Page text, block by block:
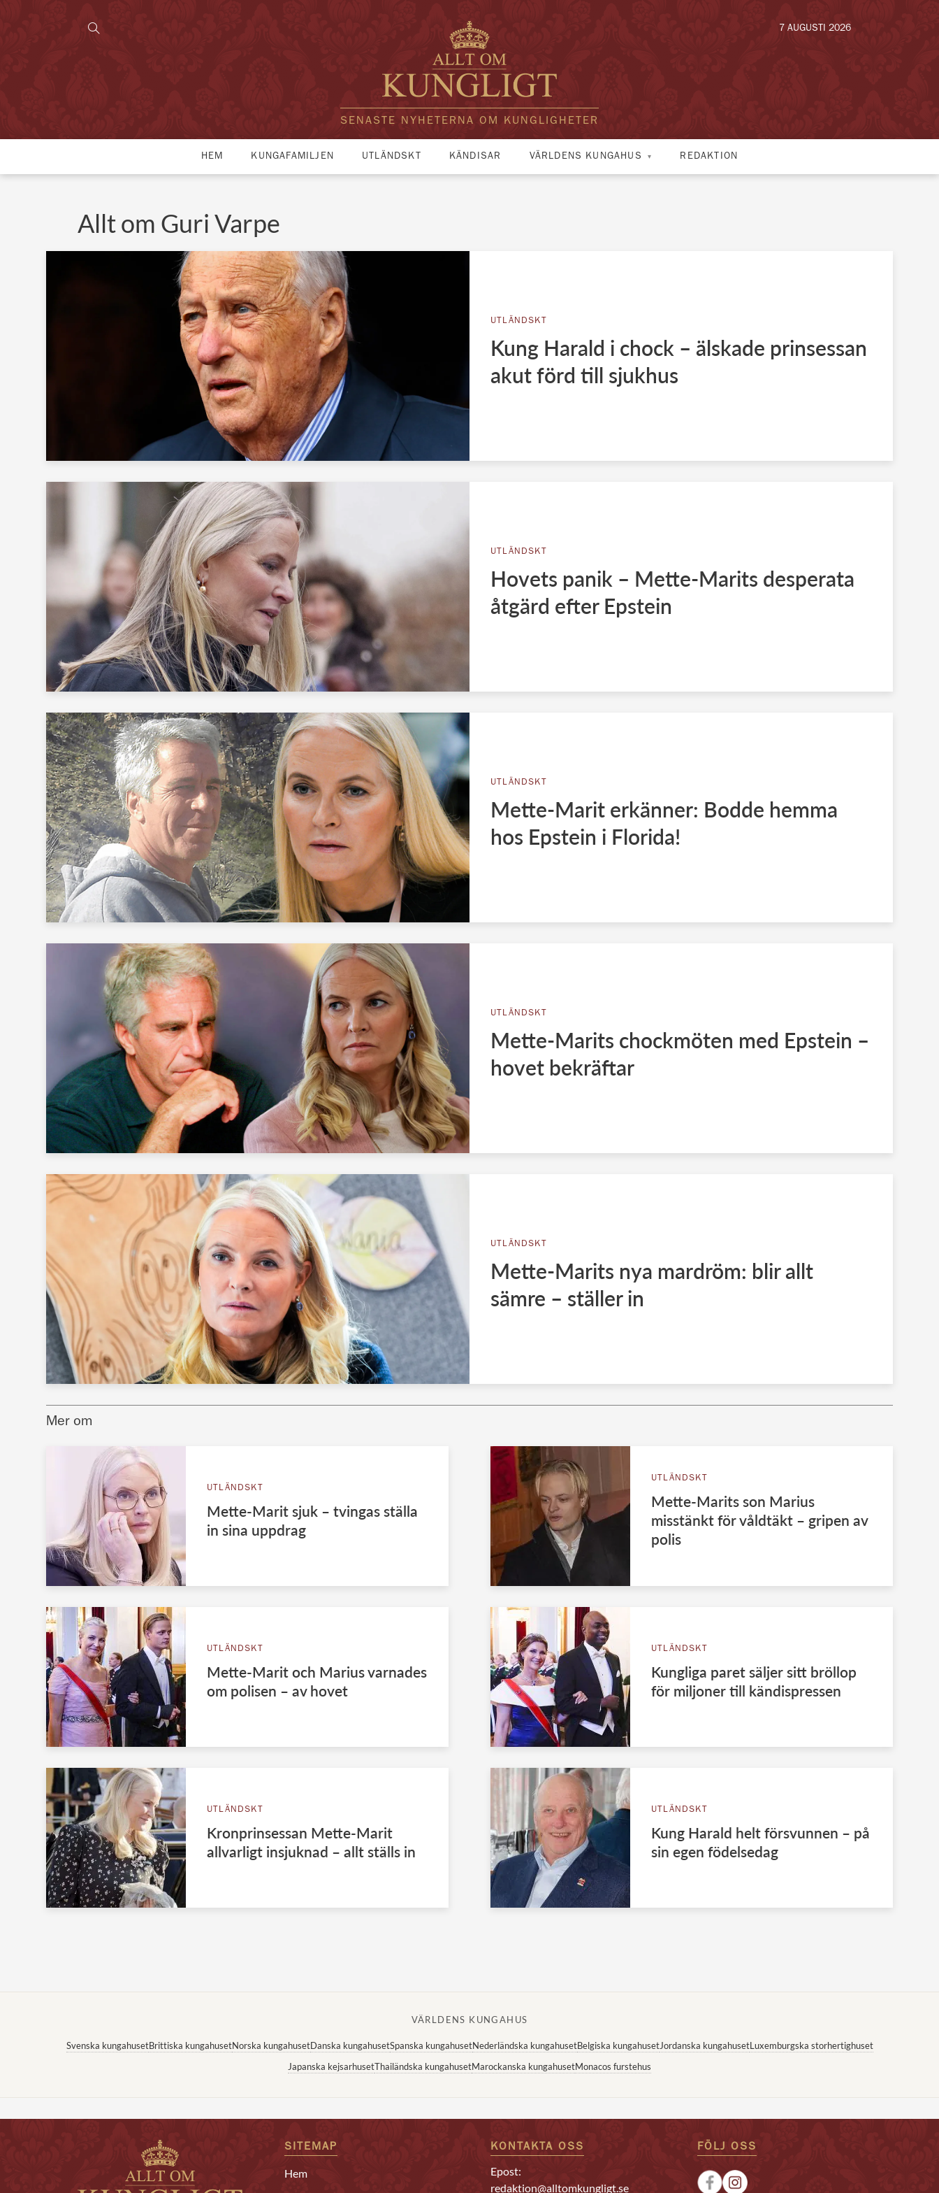
SENASTE NYHETERNA OM KUNGLIGHETER
7 AUGUSTI 2026
HEM KUNGAFAMILJEN UTLÄNDSKT KÄNDISAR VÄRLDENS KUNGAHUS REDAKTION
Allt om Guri Varpe
UTLÄNDSKT
Kung Harald i chock – älskade prinsessan
akut förd till sjukhus
UTLÄNDSKT
Hovets panik – Mette-Marits desperata
åtgärd efter Epstein
UTLÄNDSKT
Mette-Marit erkänner: Bodde hemma
hos Epstein i Florida!
UTLÄNDSKT
Mette-Marits chockmöten med Epstein –
hovet bekräftar
UTLÄNDSKT
Mette-Marits nya mardröm: blir allt
sämre – ställer in
Mer om
UTLÄNDSKT
Mette-Marit sjuk – tvingas ställa
in sina uppdrag
UTLÄNDSKT
Mette-Marits son Marius
misstänkt för våldtäkt – gripen av
polis
UTLÄNDSKT
Mette-Marit och Marius varnades
om polisen – av hovet
UTLÄNDSKT
Kungliga paret säljer sitt bröllop
för miljoner till kändispressen
UTLÄNDSKT
Kronprinsessan Mette-Marit
allvarligt insjuknad – allt ställs in
UTLÄNDSKT
Kung Harald helt försvunnen – på
sin egen födelsedag
VÄRLDENS KUNGAHUS
Svenska kungahusetBrittiska kungahusetNorska kungahusetDanska kungahusetSpanska kungahusetNederländska kungahusetBelgiska kungahusetJordanska kungahusetLuxemburgska storhertighuset
Japanska kejsarhusetThailändska kungahusetMarockanska kungahusetMonacos furstehus
SITEMAP
Hem
KONTAKTA OSS
Epost:
redaktion@alltomkungligt.se
FÖLJ OSS